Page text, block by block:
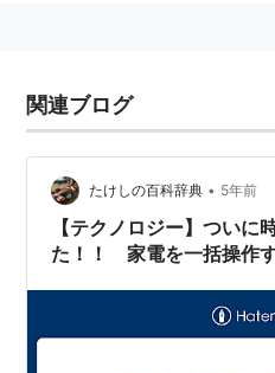
関連ブログ
たけしの百科辞典 • 5年前
【テクノロジー】ついに
た！！ 家電を一括操作